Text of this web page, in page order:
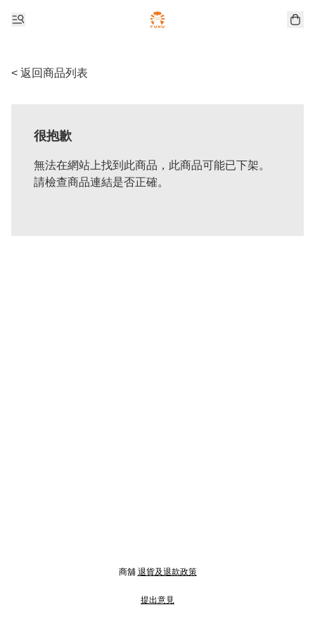
< 返回商品列表
很抱歉
無法在網站上找到此商品，此商品可能已下架。
請檢查商品連結是否正確。
商舖 退貨及退款政策
提出意見